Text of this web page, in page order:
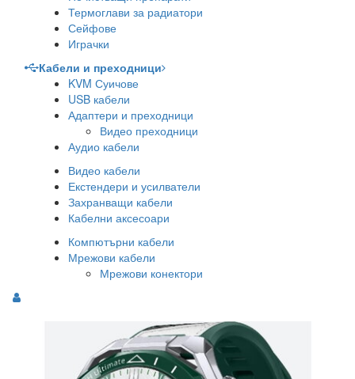
Термоглави за радиатори
Сейфове
Играчки
Кабели и преходници
KVM Суичове
USB кабели
Адаптери и преходници
Видео преходници
Аудио кабели
Видео кабели
Екстендери и усилватели
Захранващи кабели
Кабелни аксесоари
Компютърни кабели
Мрежови кабели
Мрежови конектори